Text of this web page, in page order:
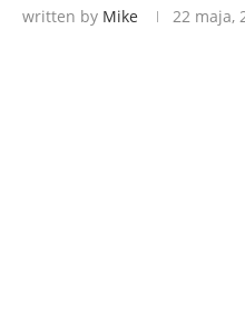
written by Mike 22 maja,